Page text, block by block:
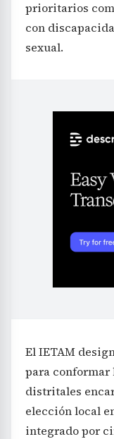
prioritarios
con
sexual.
El IETAM
para conformar
distritales
elección local
integrado por